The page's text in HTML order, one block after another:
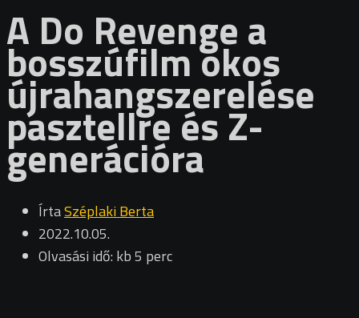
A Do Revenge a
bosszúfilm okos
újrahangszerelése
pasztellre és Z-
generációra
ÍrtaSzéplaki Berta
2022.10.05.
Olvasási idő: kb 5 perc